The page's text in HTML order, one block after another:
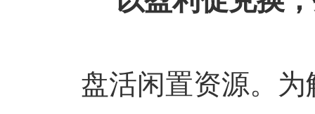
盘活闲置资源。为